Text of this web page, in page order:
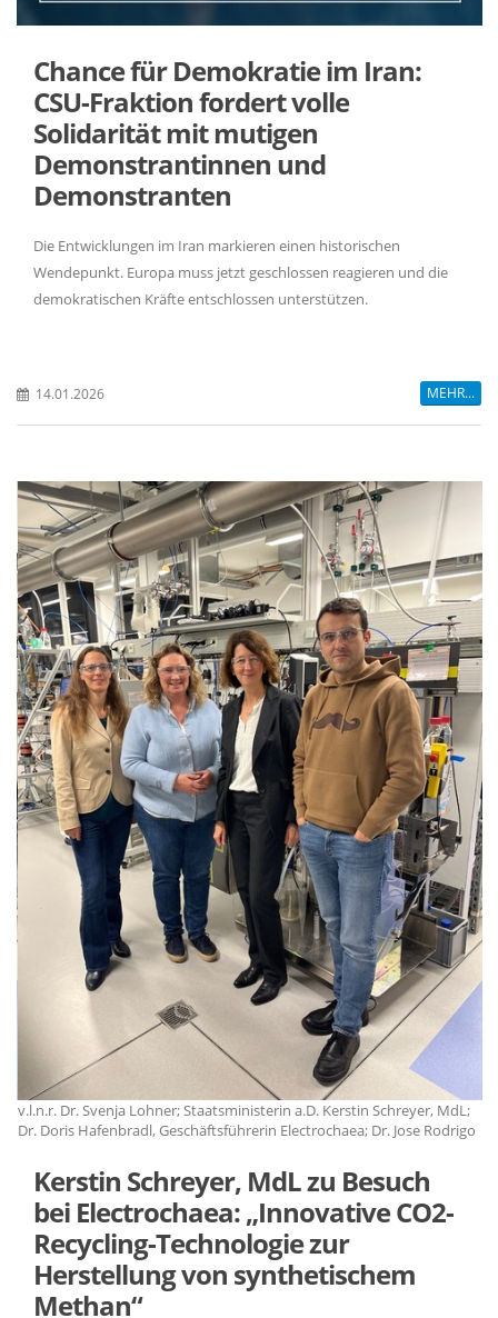
Chance für Demokratie im Iran:
CSU-Fraktion fordert volle
Solidarität mit mutigen
Demonstrantinnen und
Demonstranten
Die Entwicklungen im Iran markieren einen historischen
Wendepunkt. Europa muss jetzt geschlossen reagieren und die
demokratischen Kräfte entschlossen unterstützen.
14.01.2026 MEHR...
v.l.n.r. Dr. Svenja Lohner; Staatsministerin a.D. Kerstin Schreyer, MdL;
Dr. Doris Hafenbradl, Geschäftsführerin Electrochaea; Dr. Jose Rodrigo
Kerstin Schreyer, MdL zu Besuch
bei Electrochaea: „Innovative CO2-
Recycling-Technologie zur
Herstellung von synthetischem
Methan“